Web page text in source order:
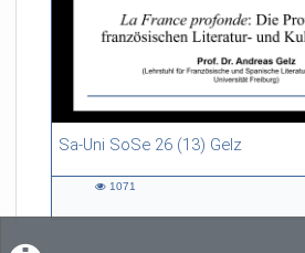
Sa-Uni SoSe 26 (13) Gelz
55:13 duration
1071